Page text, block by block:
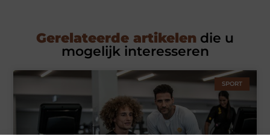
Gerelateerde artikelen die u
mogelijk interesseren
SPORT